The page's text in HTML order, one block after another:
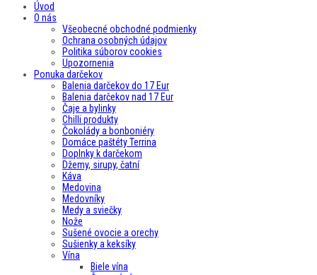
Úvod
O nás
Všeobecné obchodné podmienky
Ochrana osobných údajov
Politika súborov cookies
Upozornenia
Ponuka darčekov
Balenia darčekov do 17 Eur
Balenia darčekov nad 17 Eur
Čaje a bylinky
Chilli produkty
Čokolády a bonboniéry
Domáce paštéty Terrina
Doplnky k darčekom
Džemy, sirupy, čatní
Káva
Medovina
Medovníky
Medy a sviečky
Nože
Sušené ovocie a orechy
Sušienky a keksíky
Vína
Biele vína